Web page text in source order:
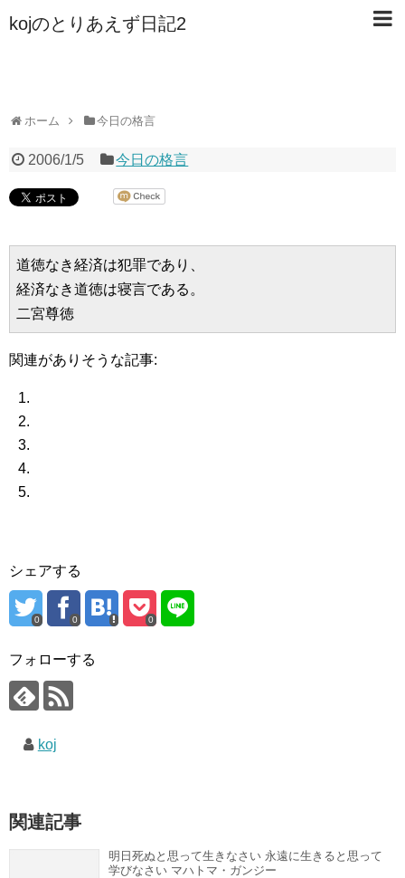
kojのとりあえず日記2
ホーム 今日の格言
2006/1/5 今日の格言
道徳なき経済は犯罪であり、
経済なき道徳は寝言である。
関連がありそうな記事:
シェアする
0 0 0
フォローする
koj
関連記事
明日死ぬと思って生きなさい 永遠に生きると思って
学びなさい マハトマ・ガンジー